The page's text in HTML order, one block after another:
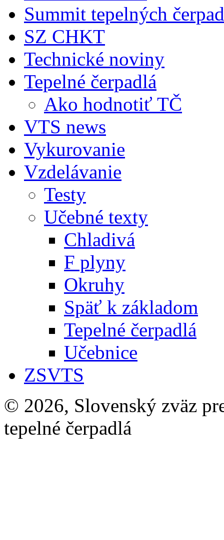
Summit tepelných
SZ CHKT
Technické noviny
Tepelné čerpadlá
Ako hodnotiť TČ
VTS news
Vykurovanie
Vzdelávanie
Testy
Učebné texty
Chladivá
F plyny
Okruhy
Späť k základom
Tepelné čerpadlá
Učebnice
ZSVTS
© 2026, Slovenský zväz
tepelné čerpadlá